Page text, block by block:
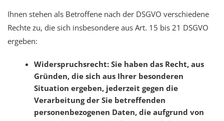
Ihnen stehen als Betroffene nach der DSGVO verschiedene
Rechte zu, die sich insbesondere aus Art. 15 bis 21 DSGVO
ergeben:
Widerspruchsrecht: Sie haben das Recht, aus
Gründen, die sich aus Ihrer besonderen
Situation ergeben, jederzeit gegen die
Verarbeitung der Sie betreffenden
personenbezogenen Daten, die aufgrund von